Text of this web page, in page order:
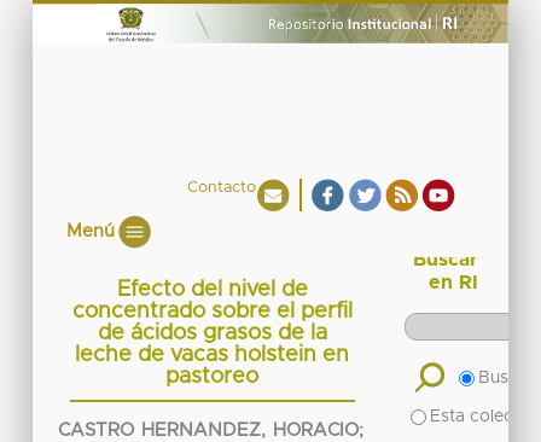
Contacto
Menú
Efecto del nivel de
concentrado sobre el perfil
de ácidos grasos de la
leche de vacas holstein en
pastoreo
CASTRO HERNANDEZ, HORACIO;
Buscar
en RI
Buscar
Esta